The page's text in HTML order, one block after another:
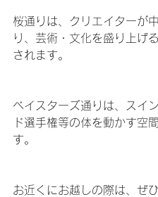
桜通りは、クリエイターが
り、芸術・文化を盛り上げ
されます。
ベイスターズ通りは、スイ
ド選手権等の体を動かす空
す。
お近くにお越しの際は、ぜ